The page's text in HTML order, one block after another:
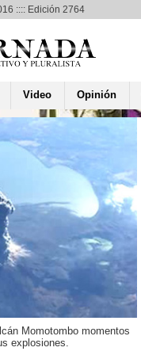
:::: Edición 2764
Video Opinión
Momotombo momentos
explosiones.